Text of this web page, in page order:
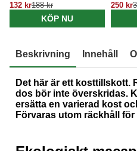
132 kr188 kr
KÖP NU
250 kr
Beskrivning Innehåll
Det här är ett kosttillskott.
dos bör inte överskridas.
ersätta en varierad kost
Förvaras utom räckhåll för